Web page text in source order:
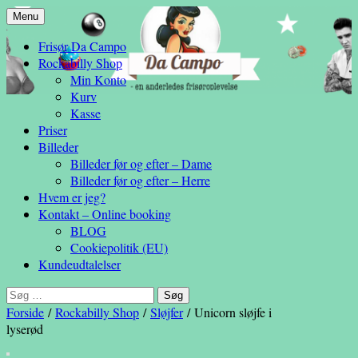
Da Campo
– en anderledes frisøroplevelse
Menu Hop
indhold
Frisør Da Campo
Rockabilly Shop
Min Konto
Kurv
Kasse
Priser
Billeder
Billeder før og efter – Dame
Billeder før og efter – Herre
Hvem er jeg?
Kontakt – Online booking
BLOG
Cookiepolitik (EU)
Kundeudtalelser
Søg
efter:
Forside /Rockabilly Shop /Sløjfer/ Unicorn sløjfe i
lyserød